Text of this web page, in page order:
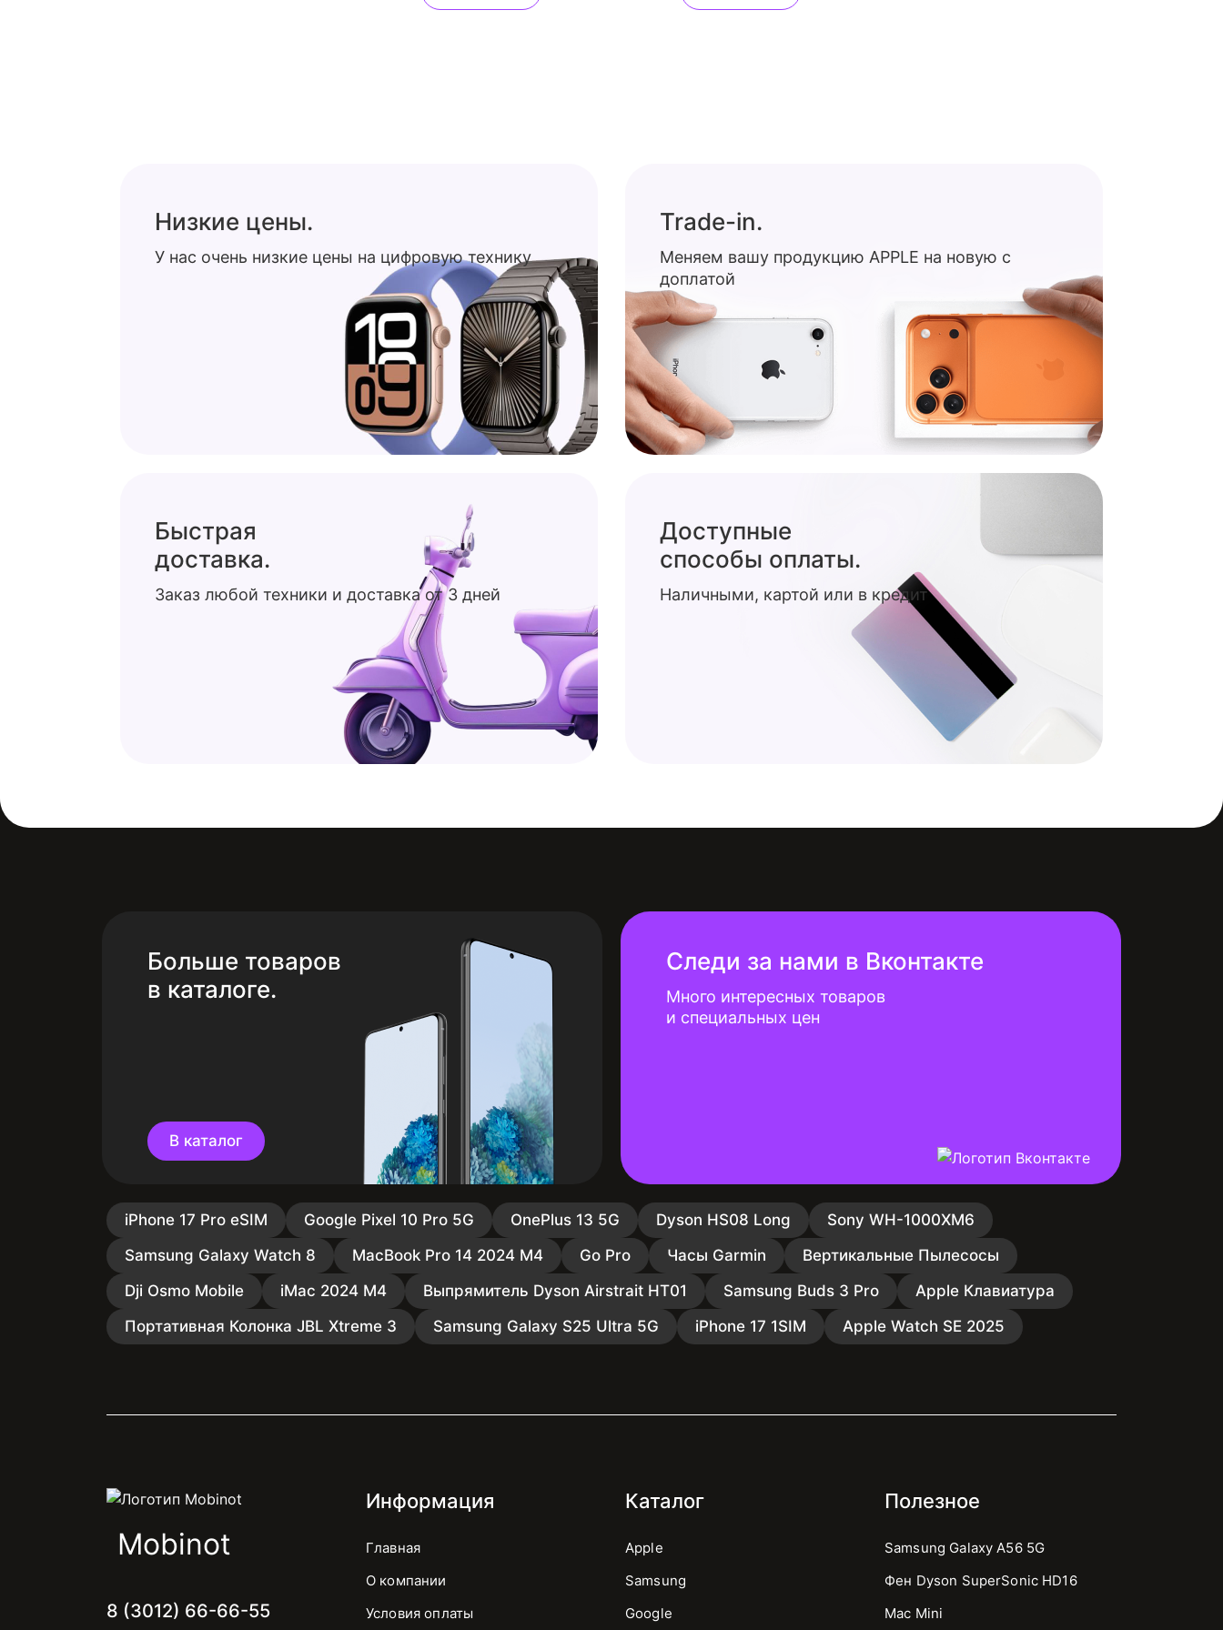
Низкие цены.
У нас очень низкие цены на цифровую технику
Trade-in.
Меняем вашу продукцию APPLE на новую с
доплатой
Быстрая
доставка.
Заказ любой техники и доставка от 3 дней
Доступные
способы оплаты.
Наличными, картой или в кредит
Больше товаров
в каталоге.
В каталог
Следи за нами в Вконтакте
Много интересных товаров
и специальных цен
iPhone 17 Pro eSIM Google Pixel 10 Pro 5G OnePlus 13 5G Dyson HS08 Long
Sony WH-1000XM6
Samsung Galaxy Watch 8
MacBook Pro 14 2024 M4 Go Pro Часы Garmin
Вертикальные Пылесосы
Dji Osmo Mobile
iMac 2024 M4 Выпрямитель Dyson Airstrait HT01 Samsung Buds 3 Pro
Apple Клавиатура
Портативная Колонка JBL Xtreme 3
Samsung Galaxy S25 Ultra 5G iPhone 17 1SIM Apple Watch SE 2025
Mobinot
8 (3012) 66-66-55
Информация
Главная
О компании
Условия оплаты
Каталог
Apple
Samsung
Google
Полезное
Samsung Galaxy A56 5G
Фен Dyson SuperSonic HD16
Mac Mini